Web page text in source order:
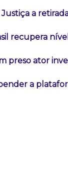
a
recupera
preso ator
a